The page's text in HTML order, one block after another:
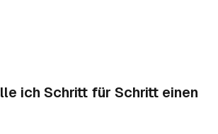
ich Schritt für Schritt einen